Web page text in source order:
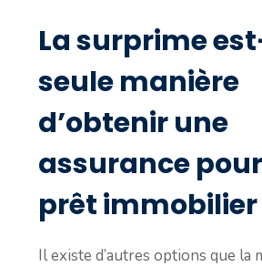
La surprime
seule manière
d’obtenir une
assurance
prêt immobilier
Il existe d’autres options que la